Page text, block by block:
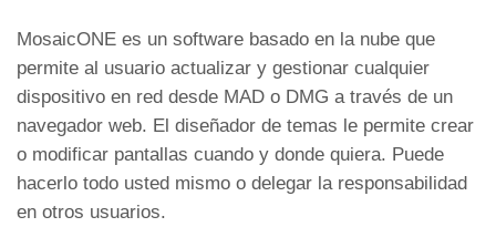
MosaicONE es un software basado en la nube que
permite al usuario actualizar y gestionar cualquier
dispositivo en red desde MAD o DMG a través de un
navegador web. El diseñador de temas le permite crear
o modificar pantallas cuando y donde quiera. Puede
hacerlo todo usted mismo o delegar la responsabilidad
en otros usuarios.